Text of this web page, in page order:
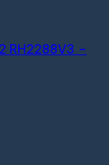
RH2288V3 –